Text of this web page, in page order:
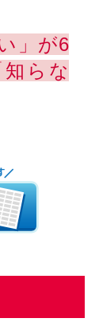
」が6
知らな